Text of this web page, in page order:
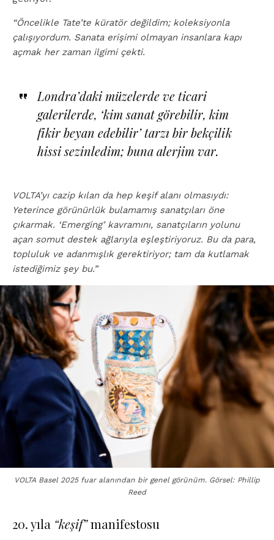
“Öncelikle Tate’te küratör değildim; koleksiyonla
çalışıyordum. Sanata erişimi olmayan insanlara kapı
açmak her zaman ilgimi çekti.
Londra’daki müzelerde ve ticari
galerilerde, ‘kim sanat görebilir, kim
fikir beyan edebilir’ tarzı bir bekçilik
hissi sezinledim; buna alerjim var.
VOLTA’yı cazip kılan da hep keşif alanı olmasıydı:
Yeterince görünürlük bulamamış sanatçıları öne
çıkarmak. ‘Emerging’ kavramını, sanatçıların yolunu
açan somut destek ağlarıyla eşleştiriyoruz. Bu da para,
topluluk ve adanmışlık gerektiriyor; tam da kutlamak
istediğimiz şey bu.”
VOLTA Basel 2025 fuar alanından bir genel görünüm. Görsel: Phillip
Reed
20. yıla “keşif”manifestosu